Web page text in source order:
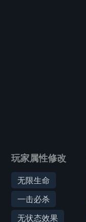
玩家属性修改
无限生命
一击必杀
无状态效果